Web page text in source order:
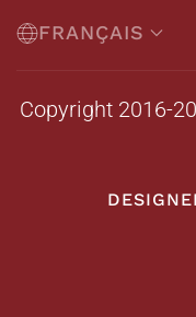
FRANÇAIS
Copyright 2016-